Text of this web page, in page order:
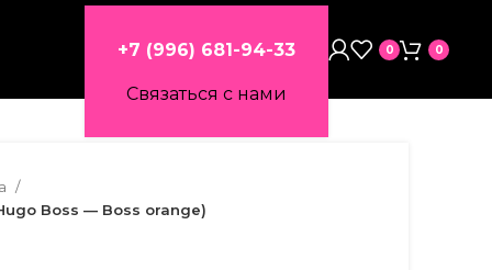
+7 (996) 681-94-33
Связаться с нами
0 0
Boss — Boss orange)